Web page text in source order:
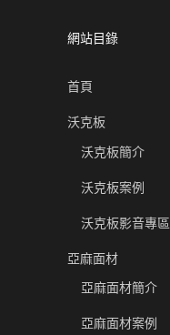
網站目錄
首頁
沃克板
沃克板簡介
沃克板案例
沃克板影音專區
亞麻面材
亞麻面材簡介
亞麻面材案例